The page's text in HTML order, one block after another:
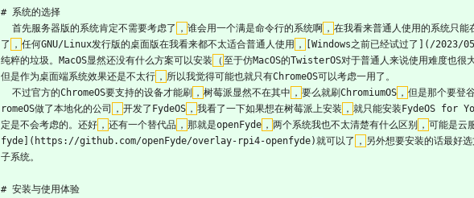
# 系统的选择
  首先服务器版的系统肯定不需要考虑了
， 谁会用一个满是命令行的系统啊 ， 在我看来普通人使用的系统只
了 ， 任何GNU/Linux发行版的桌面版在我看来都不太适合普通人使用 ， [Windows之前已经试过了](/
纯粹的垃圾。MacOS显然还没有什么方案可以安装
（ 至于仿MacOS的TwisterOS对于普通人来说使用难度也很
但是作为桌面端系统效果还是不太行 ， 所以我觉得可能也就只有ChromeOS可以考虑一用了。
  不过官方的ChromeOS要支持的设备才能刷
， 树莓派显然不在其中 ， 要么就刷ChromiumOS ， 但是那个要登
romeOS做了本地化的公司 ， 开发了FydeOS ， 我看了一下如果想在树莓派上安装 ， 就只能安装FydeOS for
定是不会考虑的。还好 ， 还有一个替代品 ， 那就是openFyde ， 两个系统我也不太清楚有什么区别 ， 可能是云
fyde](https://github.com/openFyde/overlay-rpi4-openfyde)就可以了 ， 另外想要安装的话最好
子系统。
# 安装与使用体验